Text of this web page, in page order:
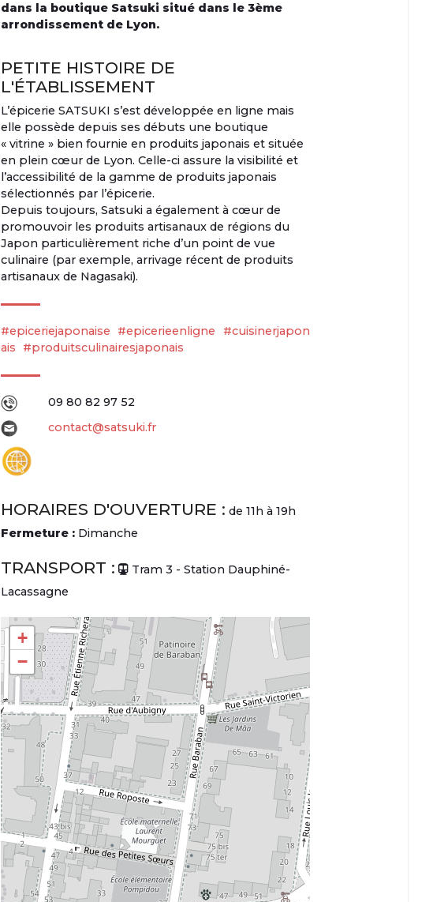
dans la boutique Satsuki situé dans le 3ème
arrondissement de Lyon.
PETITE HISTOIRE DE
L'ÉTABLISSEMENT
L’épicerie SATSUKI s’est développée en ligne mais
elle possède depuis ses débuts une boutique
« vitrine » bien fournie en produits japonais et située
en plein cœur de Lyon. Celle-ci assure la visibilité et
l’accessibilité de la gamme de produits japonais
sélectionnés par l’épicerie.
Depuis toujours, Satsuki a également à cœur de
promouvoir les produits artisanaux de régions du
Japon particulièrement riche d’un point de vue
culinaire (par exemple, arrivage récent de produits
artisanaux de Nagasaki).
#epiceriejaponaise #epicerieenligne
#cuisinerjapon
ais
#produitsculinairesjaponais
09 80 82 97 52
contact@satsuki.fr
HORAIRES D'OUVERTURE : de 11h à 19h
Fermeture : Dimanche
TRANSPORT :
Tram 3 - Station Dauphiné-
Lacassagne
+
−